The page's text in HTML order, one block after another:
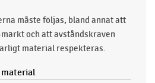
måste följas, bland annat att
och att avståndskraven
material respekteras.